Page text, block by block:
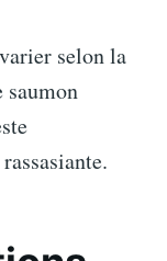
selon la
saumon